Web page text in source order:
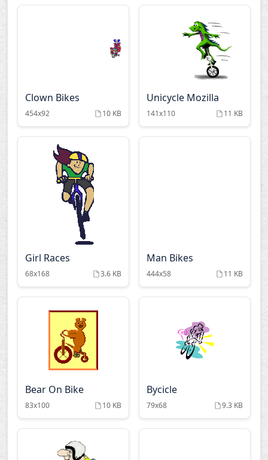
Clown Bikes
454x92 10 KB
Unicycle Mozilla
141x110 11 KB
Girl Races
68x168 3.6 KB
Man Bikes
444x58 11 KB
Bear On Bike
83x100 10 KB
Bycicle
79x68 9.3 KB